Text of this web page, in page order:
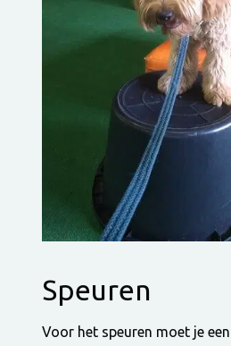
Speuren
Voor het speuren moet je